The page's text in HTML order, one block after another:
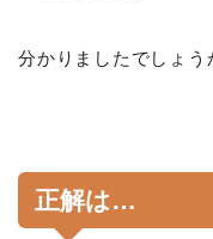
分かりましたでしょう
正解は…